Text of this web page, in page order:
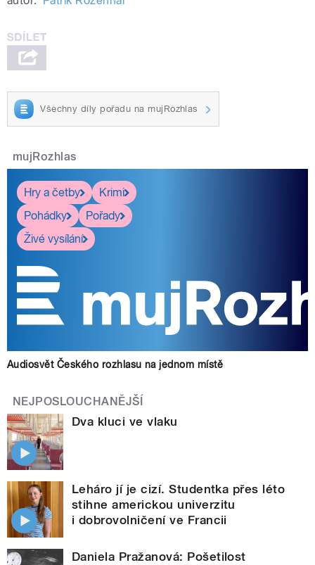
Všechny díly pořadu na mujRozhlas
mujRozhlas
Hry a četby
Krimi
Pohádky
Pořady
Živé vysílání
Audiosvět Českého rozhlasu na jednom místě
NEJPOSLOUCHANĚJŠÍ
Dva kluci ve vlaku
Leháro jí je cizí. Studentka přes léto
stihne americkou univerzitu
i dobrovolničení ve Francii
Daniela Pražanová: Pošetilost